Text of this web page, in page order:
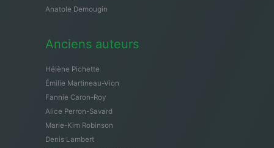
Anatole Demougin
Anciens auteurs
Hélène Pichette
Émilie Martineau-Vion
Fannie Caron-Roy
Alice Perron-Savard
Marie-Kim Robinson
Denis Lambert